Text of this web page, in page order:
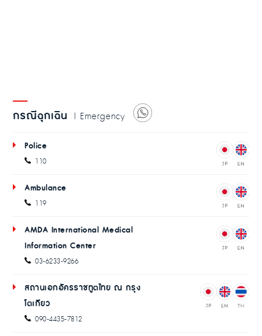
กรณีฉุกเฉิน | Emergency
Police
110
Ambulance
119
AMDA International Medical
Information Center
03-6233-9266
สถานเอกอัครราชทูตไทย ณ กรุง
โตเกียว
090-4435-7812